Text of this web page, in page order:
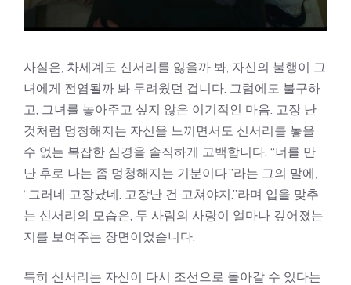
사실은, 차세계도 신서리를 잃을까 봐, 자신의 불행이 그
녀에게 전염될까 봐 두려웠던 겁니다. 그럼에도 불구하
고, 그녀를 놓아주고 싶지 않은 이기적인 마음. 고장 난
것처럼 멍청해지는 자신을 느끼면서도 신서리를 놓을
수 없는 복잡한 심경을 솔직하게 고백합니다. “너를 만
난 후로 나는 좀 멍청해지는 기분이다.”라는 그의 말에,
“그러네 고장났네. 고장난 건 고쳐야지.”라며 입을 맞추
는 신서리의 모습은, 두 사람의 사랑이 얼마나 깊어졌는
지를 보여주는 장면이었습니다.
특히 신서리는 자신이 다시 조선으로 돌아갈 수 있다는